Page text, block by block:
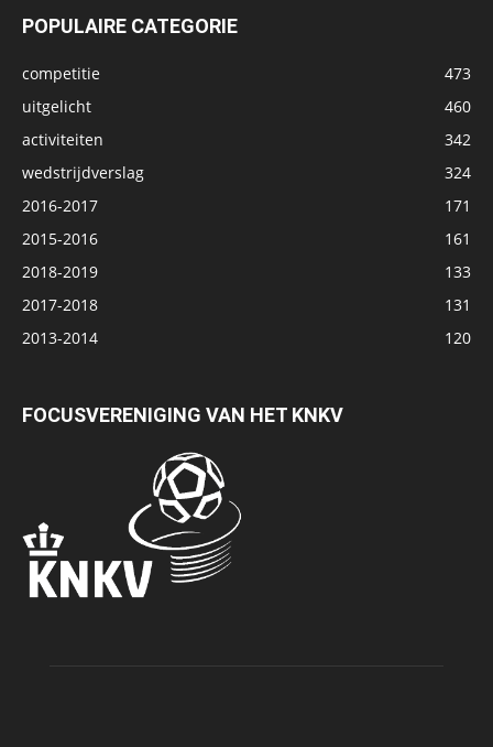
POPULAIRE CATEGORIE
competitie
473
uitgelicht
460
activiteiten
342
wedstrijdverslag
324
2016-2017
171
2015-2016
161
2018-2019
133
2017-2018
131
2013-2014
120
FOCUSVERENIGING VAN HET KNKV